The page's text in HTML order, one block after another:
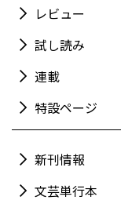
レビュー
試し読み
連載
特設ページ
新刊情報
文芸単行本